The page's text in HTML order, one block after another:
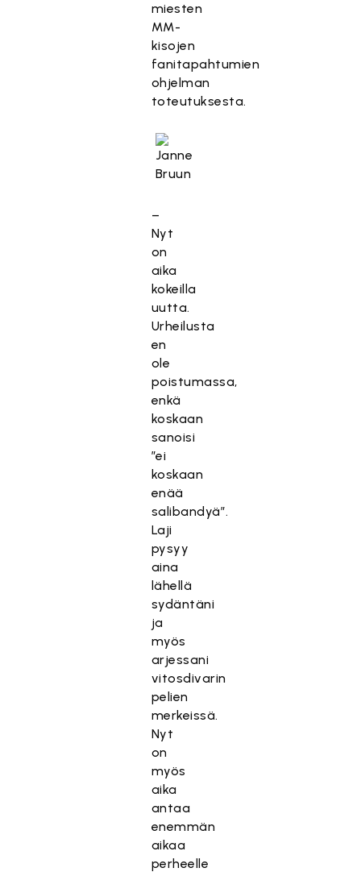
miesten
MM-
kisojen
fanitapahtumien
ohjelman
toteutuksesta.
–
Nyt
on
aika
kokeilla
uutta.
Urheilusta
en
ole
poistumassa,
enkä
koskaan
sanoisi
”ei
koskaan
enää
salibandyä”.
Laji
pysyy
aina
lähellä
sydäntäni
ja
myös
arjessani
vitosdivarin
pelien
merkeissä.
Nyt
on
myös
aika
antaa
enemmän
aikaa
perheelle